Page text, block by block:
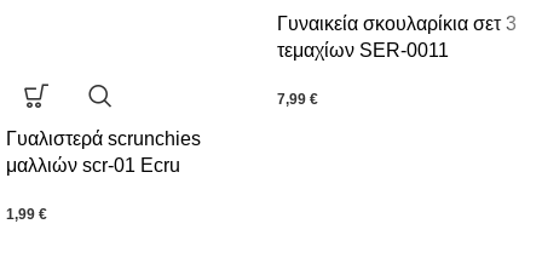
Γυαλιστερά scrunchies
μαλλιών scr-01 Ecru
1,99 €
Γυναικεία σκουλαρίκια σετ 3
τεμαχίων SER-0011
7,99 €